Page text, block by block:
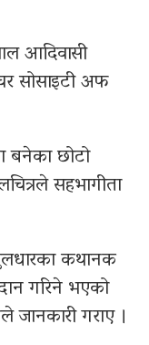
आदिवासी
सोसाइटी अफ
बनेका छोटो
सहभागीता
कथानक
गरिने भएको
गराए ।